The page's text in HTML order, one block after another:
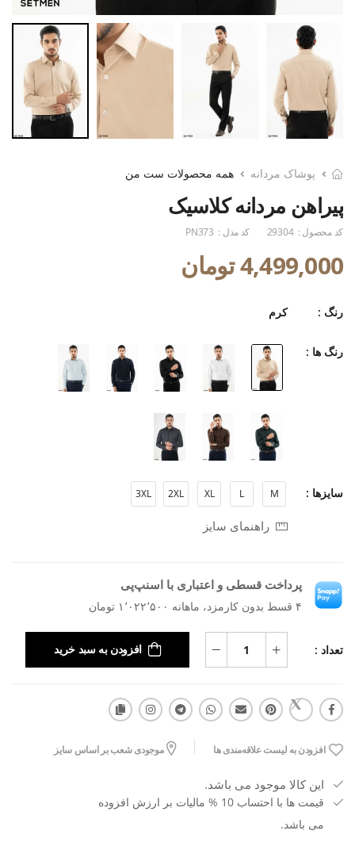
پوشاک مردانه همه محصولات ست من
پیراهن مردانه کلاسیک
کد محصول : 29304 کد مدل : PN373
4,499,000 تومان
رنگ : کرم
رنگ ها :
سایزها : M
L
XL
2XL
3XL
راهنمای سایز
پرداخت قسطی و اعتباری با اسنپ‌پی
۴ قسط بدون کارمزد، ماهانه ۱٬۰۲۲٬۵۰۰ تومان
تعداد : افزودن به سبد خرید
افزودن به لیست علاقه‌مندی ها موجودی شعب بر اساس سایز
این کالا موجود می باشد.
قیمت ها با احتساب 10 % مالیات بر ارزش افزوده
می باشد.